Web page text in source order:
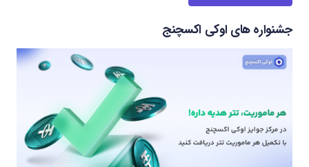
جشنواره های اوکی اکسچنج